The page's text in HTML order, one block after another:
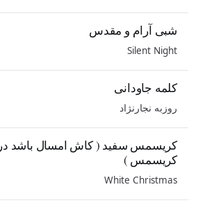
شبی آرام و مقدس
Silent Night
کلمه جاودانی
روزبه نجارنژاد
کریسمس سفید ( کاش امسال باشد در
کریسمس )
White Christmas